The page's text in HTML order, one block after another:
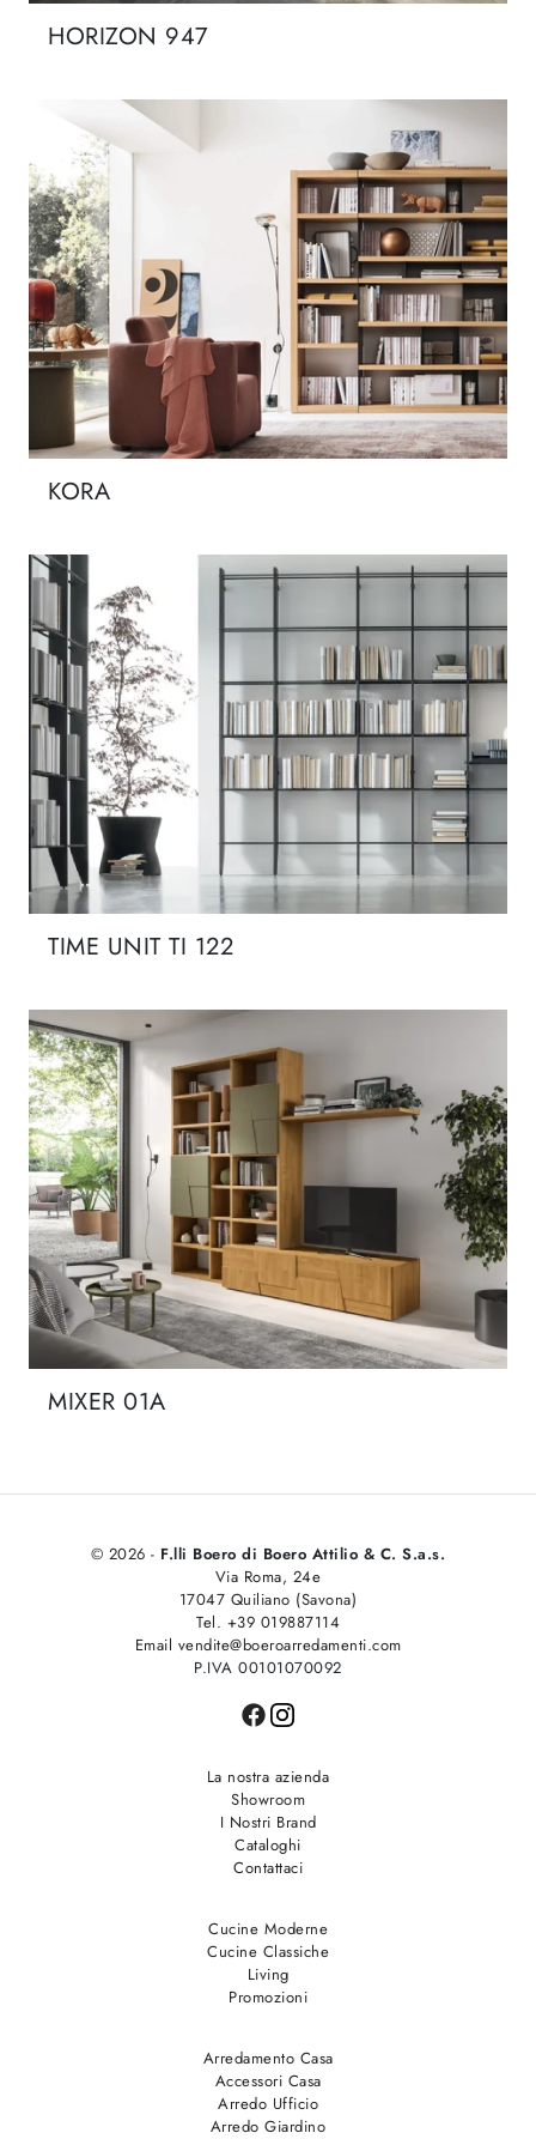
HORIZON 947
KORA
TIME UNIT TI 122
MIXER 01A
© 2026 - F.lli Boero di Boero Attilio & C. S.a.s.
Via Roma, 24e
17047 Quiliano (Savona)
Tel. +39 019887114
Email vendite@boeroarredamenti.com
P.IVA 00101070092
La nostra azienda
Showroom
I Nostri Brand
Cataloghi
Contattaci
Cucine Moderne
Cucine Classiche
Living
Promozioni
Arredamento Casa
Accessori Casa
Arredo Ufficio
Arredo Giardino